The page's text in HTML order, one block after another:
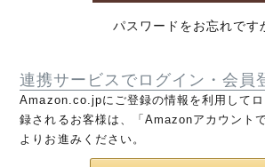
パスワードをお忘れです
連携サービスでログイン・会員
Amazon.co.jpにご登録の情報を利用して
録されるお客様は、「Amazonアカウント
よりお進みください。